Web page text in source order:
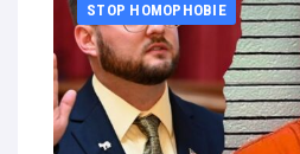
Partenaires
Contacts
STOP HOMOPHOBIE